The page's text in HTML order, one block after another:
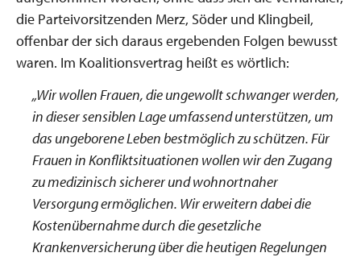
die Parteivorsitzenden Merz, Söder und Klingbeil,
offenbar der sich daraus ergebenden Folgen bewusst
waren. Im Koalitionsvertrag heißt es wörtlich:
„Wir wollen Frauen, die ungewollt schwanger werden,
in dieser sensiblen Lage umfassend unterstützen, um
das ungeborene Leben bestmöglich zu schützen. Für
Frauen in Konfliktsituationen wollen wir den Zugang
zu medizinisch sicherer und wohnortnaher
Versorgung ermöglichen. Wir erweitern dabei die
Kostenübernahme durch die gesetzliche
Krankenversicherung über die heutigen Regelungen